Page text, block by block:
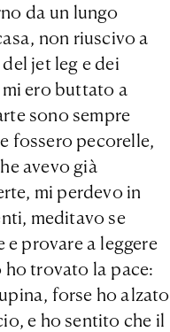
da un lungo
non riuscivo a
jet leg e dei
ero buttato a
sono sempre
fossero pecorelle,
avevo già
mi perdevo in
meditavo se
e provare a leggere
trovato la pace:
forse ho alzato
e ho sentito che il